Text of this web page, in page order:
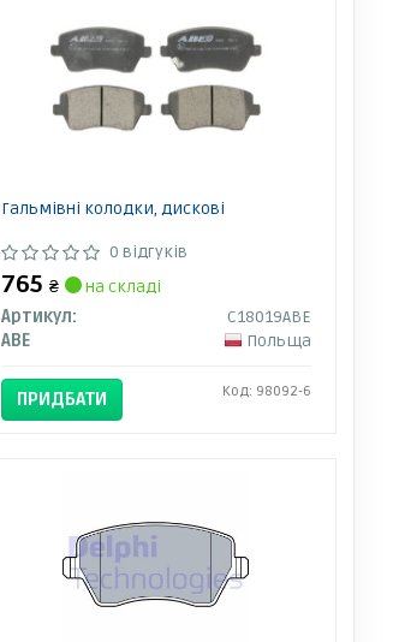
Гальмівні колодки, дискові
0 відгуків
765₴
на складі
Артикул:
C18019ABE
ABE
Польща
ПРИДБАТИ Код: 98092-6